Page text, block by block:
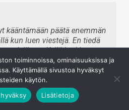
kääntämään päätä enemmän
kun luen viestejä. En tiedä
todellinen. Kyllä hetki menee
sen ison "Yhteydet tarjoaa F-
toiminnoissa, ominaisuuksissa ja
Käyttämällä sivustoa hyväksyt
käytön.
hyväksy Lisätietoja